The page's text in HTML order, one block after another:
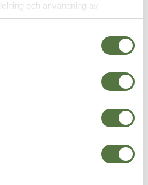
och användning av
för personalisering av